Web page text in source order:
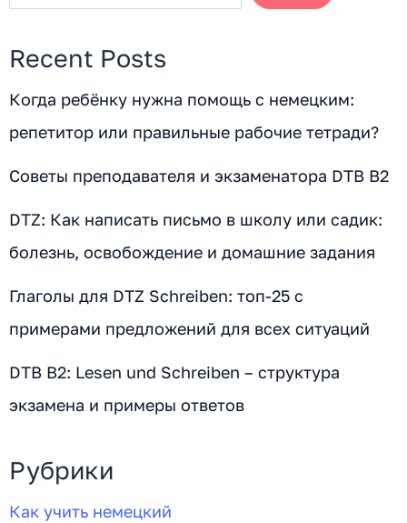
Recent Posts
Когда ребёнку нужна помощь с немецким:
репетитор или правильные рабочие тетради?
Советы преподавателя и экзаменатора DTB B2
DTZ: Как написать письмо в школу или садик:
болезнь, освобождение и домашние задания
Глаголы для DTZ Schreiben: топ-25 с
примерами предложений для всех ситуаций
DTB B2: Lesen und Schreiben – структура
экзамена и примеры ответов
Рубрики
Как учить немецкий